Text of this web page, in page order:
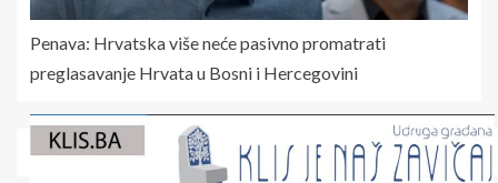
Penava: Hrvatska više neće pasivno promatrati
preglasavanje Hrvata u Bosni i Hercegovini